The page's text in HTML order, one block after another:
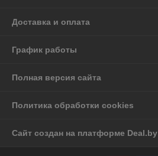
Доставка и оплата
График работы
Полная версия сайта
Политика обработки cookies
Сайт создан на платформе Deal.by